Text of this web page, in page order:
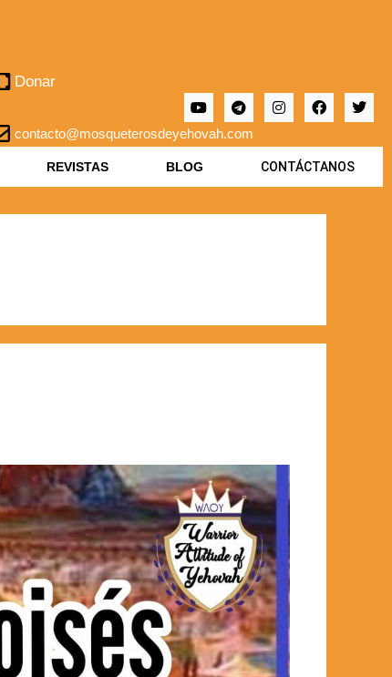
Donar
contacto@mosqueterosdeyehovah.com
REVISTAS BLOG CONTÁCTANOS